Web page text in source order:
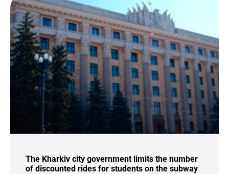
The Kharkiv city government limits the number
of discounted rides for students on the subway